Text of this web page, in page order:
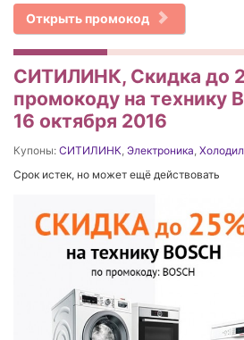
Открыть промокод
СИТИЛИНК, Скидка до
промокоду на технику
16 октября 2016
Купоны: СИТИЛИНК, Электроника,
Срок истек, но может ещё действовать